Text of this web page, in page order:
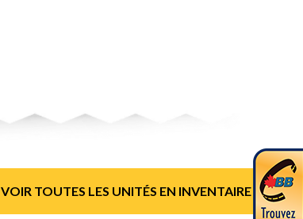
VOIR TOUTES LES UNITÉS EN INVENTAIRE